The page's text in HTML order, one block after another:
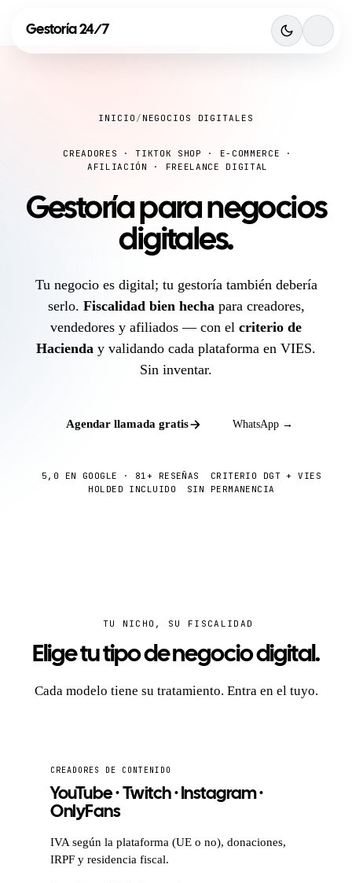
Gestoría 24/7
Tema oscuro
5,0 en Google · 81+ reseñas
INICIO / NEGOCIOS DIGITALES
CREADORES · TIKTOK SHOP · E-COMMERCE ·
AFILIACIÓN · FREELANCE DIGITAL
Gestoría paranegocios
digitales.
Tu negocio es digital; tu gestoría también debería
serlo. Fiscalidad bien hechapara creadores,
vendedores y afiliados — con el criterio de
Hacienda y validando cada plataforma en VIES.
Sin inventar.
Agendar llamada gratis WhatsApp →
5,0 EN GOOGLE · 81+ RESEÑAS CRITERIO DGT + VIES
HOLDED INCLUIDO SIN PERMANENCIA
TU NICHO, SU FISCALIDAD
Elige tu tipo de negocio digital.
Cada modelo tiene su tratamiento. Entra en el tuyo.
CREADORES DE CONTENIDO
YouTube · Twitch · Instagram ·
OnlyFans
IVA según la plataforma (UE o no), donaciones,
IRPF y residencia fiscal.